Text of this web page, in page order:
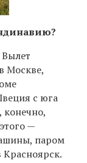
Москве,
с юга
—
паром